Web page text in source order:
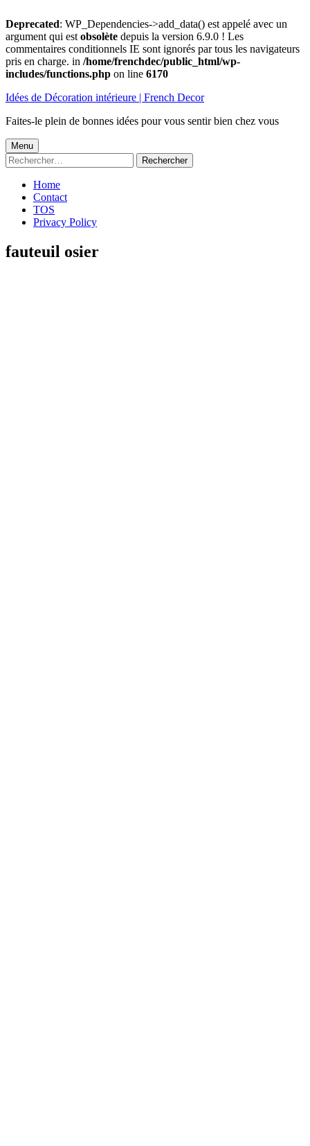
Deprecated: WP_Dependencies->add_data() est appelé avec un
argument qui est obsolète depuis la version 6.9.0 ! Les
commentaires conditionnels IE sont ignorés par tous les navigateurs
pris en charge. in /home/frenchdec/public_html/wp-
includes/functions.php on line 6170
au
Idées de Décoration intérieure | French Decor
Faites-le plein de bonnes idées pour vous sentir bien chez vous
Menu
principal
Menu
Rechercher :
Home
Contact
TOS
Privacy Policy
fauteuil osier